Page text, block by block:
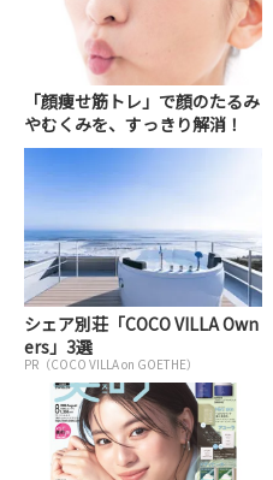
「顔痩せ筋トレ」で顔のたるみ
やむくみを、すっきり解消！
シェア別荘「COCO VILLA Own
ers」3選
PR（COCO VILLA on GOETHE）